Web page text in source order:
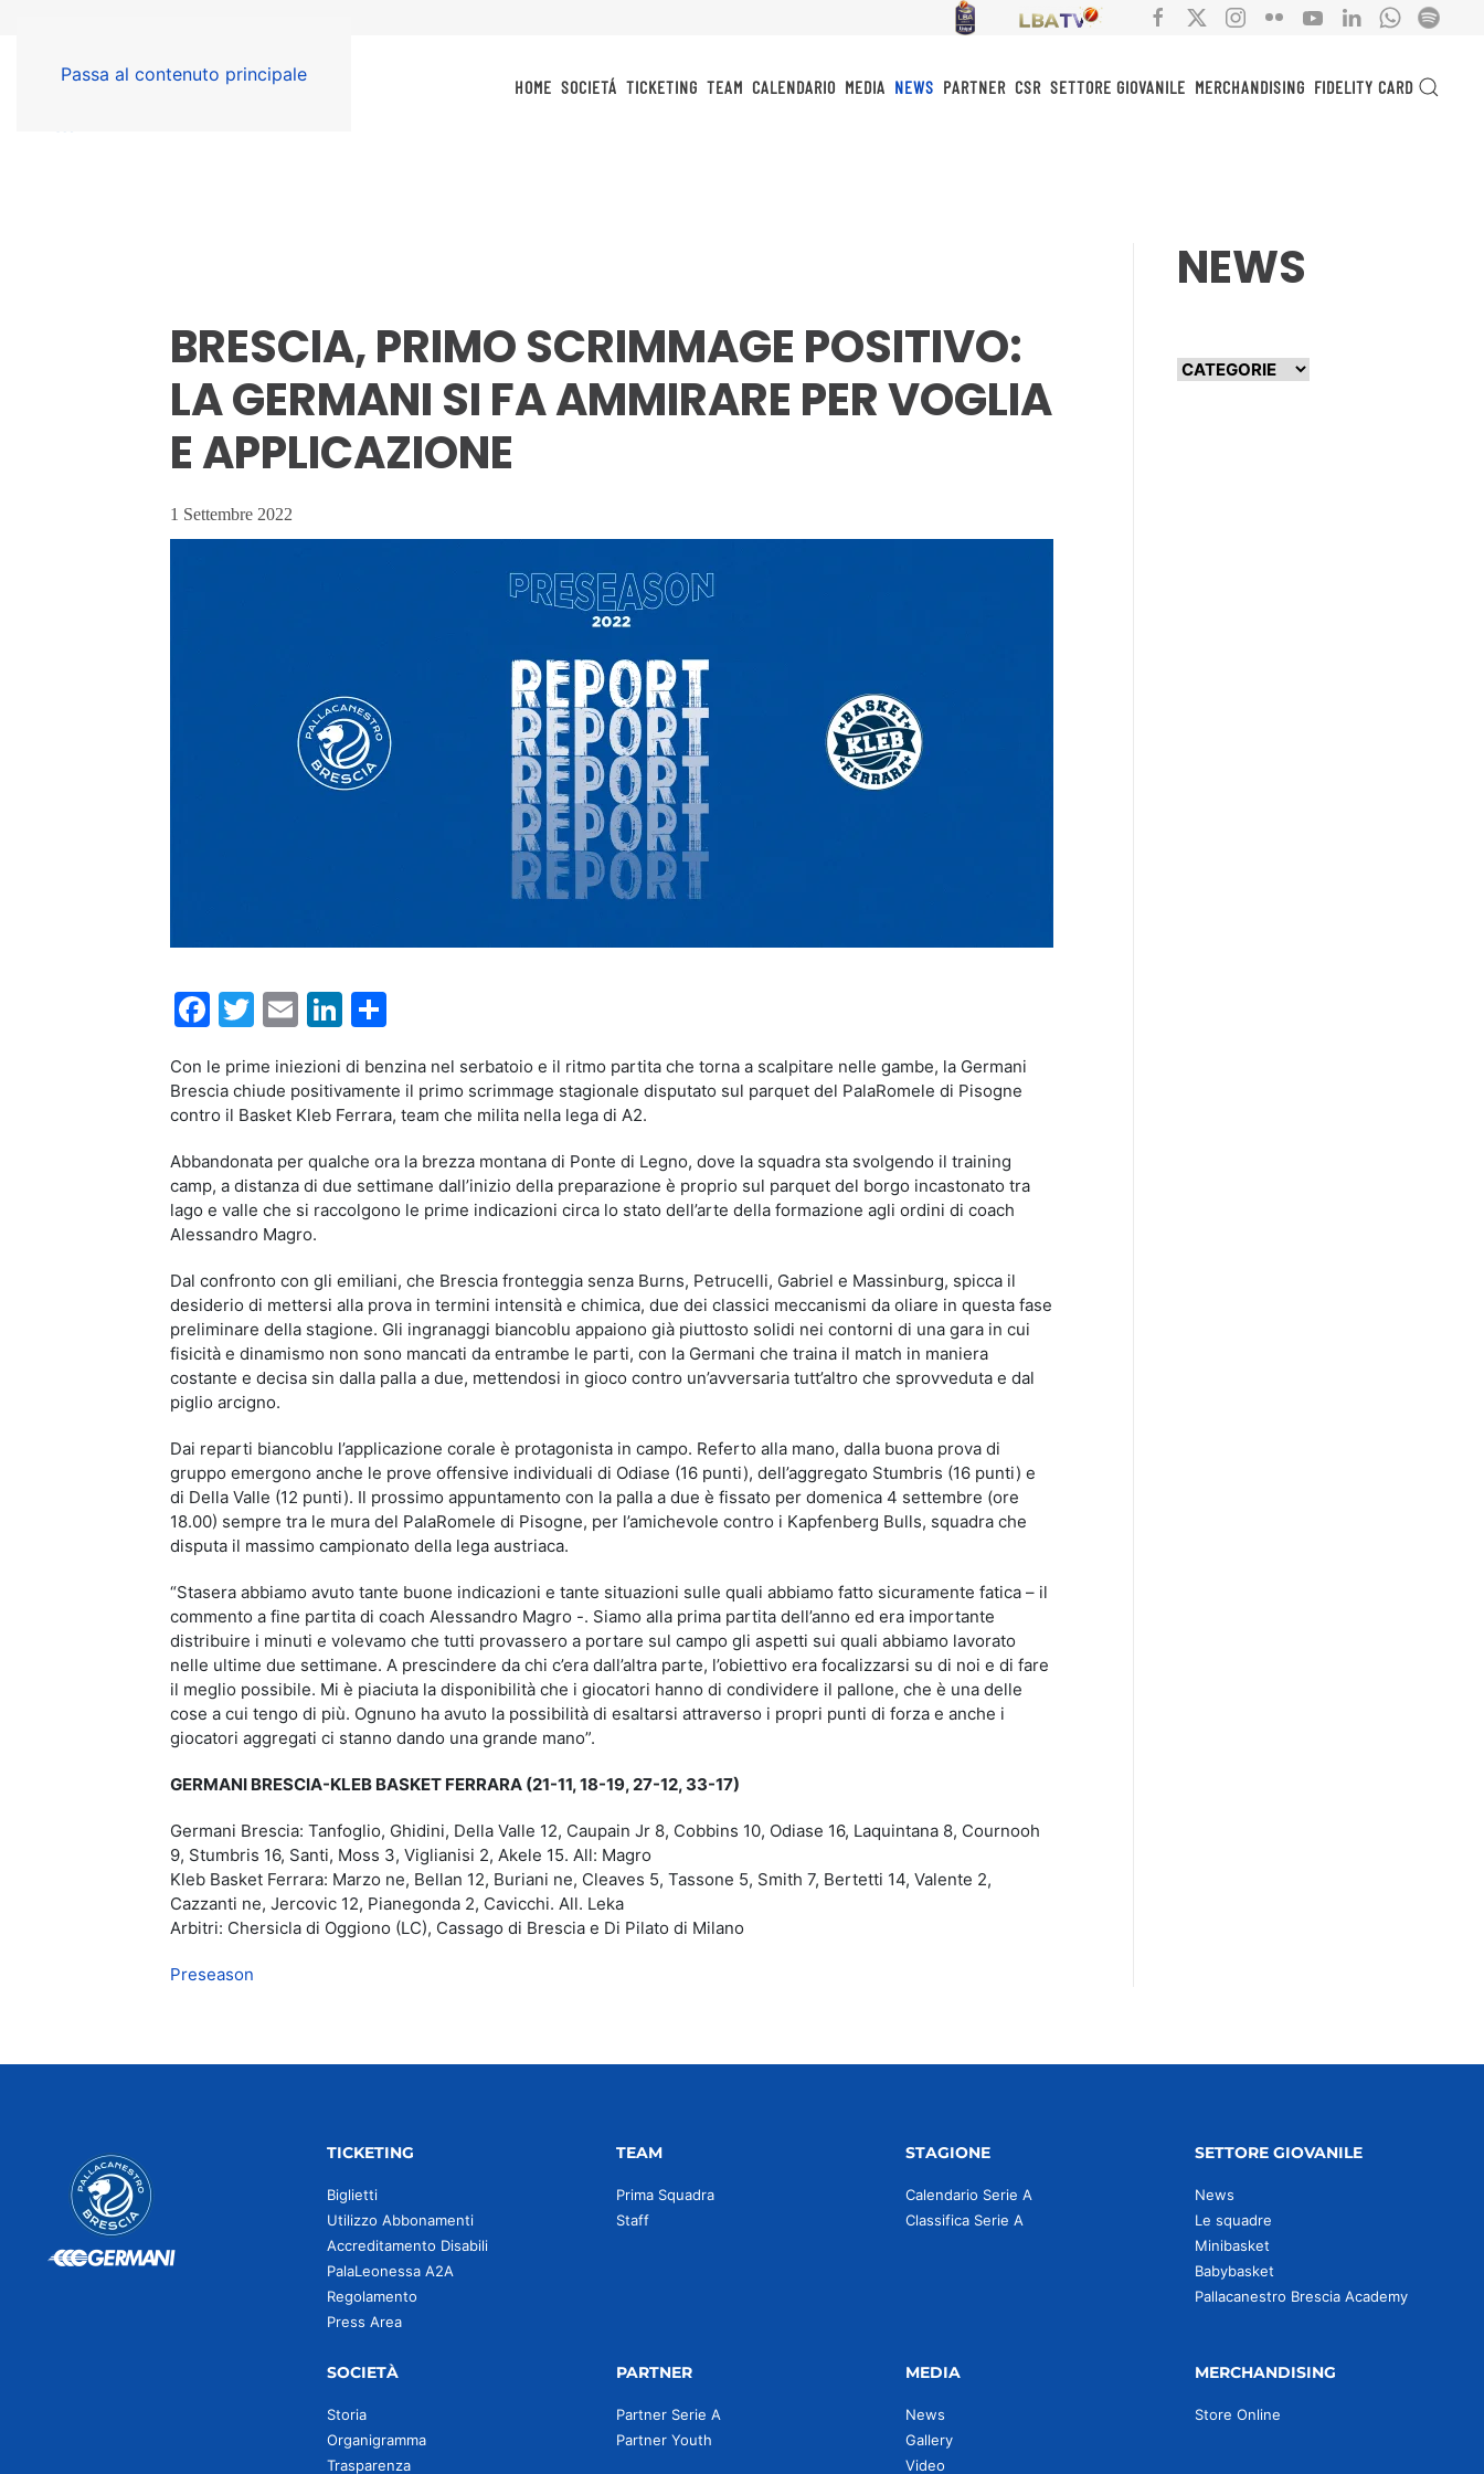
Passa al contenuto principale
HOME SOCIETÁ TICKETING TEAM CALENDARIO MEDIA NEWS PARTNER CSR SETTORE GIOVANILE MERCHANDISING FIDELITY CARD
BRESCIA, PRIMO SCRIMMAGE POSITIVO:
LA GERMANI SI FA AMMIRARE PER VOGLIA
E APPLICAZIONE
1 Settembre 2022
Facebook
Twitter
EmailLinkedIn
Con le prime iniezioni di benzina nel serbatoio e il ritmo partita che torna a scalpitare nelle gambe, la Germani
Brescia chiude positivamente il primo scrimmage stagionale disputato sul parquet del PalaRomele di Pisogne
contro il Basket Kleb Ferrara, team che milita nella lega di A2.
Abbandonata per qualche ora la brezza montana di Ponte di Legno, dove la squadra sta svolgendo il training
camp, a distanza di due settimane dall’inizio della preparazione è proprio sul parquet del borgo incastonato tra
lago e valle che si raccolgono le prime indicazioni circa lo stato dell’arte della formazione agli ordini di coach
Alessandro Magro.
Dal confronto con gli emiliani, che Brescia fronteggia senza Burns, Petrucelli, Gabriel e Massinburg, spicca il
desiderio di mettersi alla prova in termini intensità e chimica, due dei classici meccanismi da oliare in questa fase
preliminare della stagione. Gli ingranaggi biancoblu appaiono già piuttosto solidi nei contorni di una gara in cui
fisicità e dinamismo non sono mancati da entrambe le parti, con la Germani che traina il match in maniera
costante e decisa sin dalla palla a due, mettendosi in gioco contro un’avversaria tutt’altro che sprovveduta e dal
piglio arcigno.
Dai reparti biancoblu l’applicazione corale è protagonista in campo. Referto alla mano, dalla buona prova di
gruppo emergono anche le prove offensive individuali di Odiase (16 punti), dell’aggregato Stumbris (16 punti) e
di Della Valle (12 punti). Il prossimo appuntamento con la palla a due è fissato per domenica 4 settembre (ore
18.00) sempre tra le mura del PalaRomele di Pisogne, per l’amichevole contro i Kapfenberg Bulls, squadra che
disputa il massimo campionato della lega austriaca.
“Stasera abbiamo avuto tante buone indicazioni e tante situazioni sulle quali abbiamo fatto sicuramente fatica – il
commento a fine partita di coach Alessandro Magro -. Siamo alla prima partita dell’anno ed era importante
distribuire i minuti e volevamo che tutti provassero a portare sul campo gli aspetti sui quali abbiamo lavorato
nelle ultime due settimane. A prescindere da chi c’era dall’altra parte, l’obiettivo era focalizzarsi su di noi e di fare
il meglio possibile. Mi è piaciuta la disponibilità che i giocatori hanno di condividere il pallone, che è una delle
cose a cui tengo di più. Ognuno ha avuto la possibilità di esaltarsi attraverso i propri punti di forza e anche i
giocatori aggregati ci stanno dando una grande mano”.
GERMANI BRESCIA-KLEB BASKET FERRARA (21-11, 18-19, 27-12, 33-17)
Germani Brescia: Tanfoglio, Ghidini, Della Valle 12, Caupain Jr 8, Cobbins 10, Odiase 16, Laquintana 8, Cournooh
9, Stumbris 16, Santi, Moss 3, Viglianisi 2, Akele 15. All: Magro
Kleb Basket Ferrara: Marzo ne, Bellan 12, Buriani ne, Cleaves 5, Tassone 5, Smith 7, Bertetti 14, Valente 2,
Cazzanti ne, Jercovic 12, Pianegonda 2, Cavicchi. All. Leka
Arbitri: Chersicla di Oggiono (LC), Cassago di Brescia e Di Pilato di Milano
Preseason
NEWS
TICKETING
Biglietti
Utilizzo Abbonamenti
Accreditamento Disabili
PalaLeonessa A2A
Regolamento
Press Area
TEAM
Prima Squadra
Staff
STAGIONE
Calendario Serie A
Classifica Serie A
SETTORE GIOVANILE
News
Le squadre
Minibasket
Babybasket
Pallacanestro Brescia Academy
SOCIETÀ
Storia
Organigramma
Trasparenza
PARTNER
Partner Serie A
Partner Youth
MEDIA
News
Gallery
Video
MERCHANDISING
Store Online